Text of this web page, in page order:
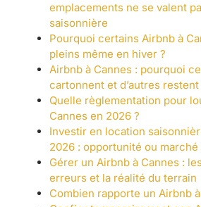
emplacements ne se valent
saisonnière
Pourquoi certains Airbnb à
pleins même en hiver ?
Airbnb à Cannes : pourquoi
cartonnent et d’autres restent
Quelle règlementation pour
Cannes en 2026 ?
Investir en location
2026 : opportunité ou marché
Gérer un Airbnb à Cannes :
erreurs et la réalité du terrain
Combien rapporte un Airbnb